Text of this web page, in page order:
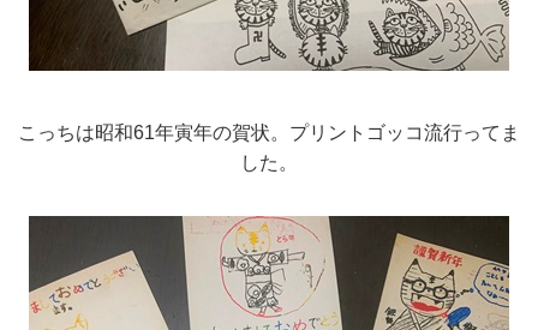
こっちは昭和61年寅年の賀状。プリントゴッコ流行ってま
した。